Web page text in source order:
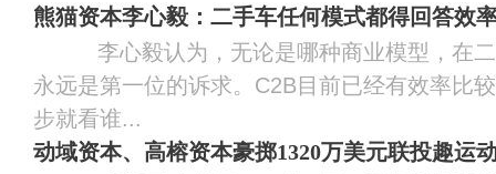
熊猫资本李心毅：二手车任何模式都得回答效
李心毅认为，无论是哪种商业模型，在二
永远是第一位的诉求。C2B目前已经有效率比
步就看谁...
动域资本、高榕资本豪掷1320万美元联投趣运